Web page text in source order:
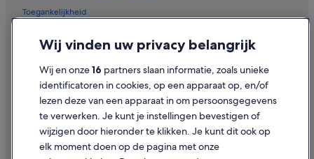
Vluchten van Lviv (LWO) naar Amsterdam (AMS)
Vluchten van Avignon (AVN) naar Amsterdam (AMS)
Vluchten van Casablanca (CMN) naar Amsterdam (AMS)
Vluchten van Internationale luchthaven Governor André Franco
Montoro (GRU) naar Amsterdam (AMS)
Vluchten van Suceava (SCV) naar Amsterdam (AMS)
Vluchten van Tijuana (TIJ) naar Amsterdam (AMS)
Toegankelijkheid
Gebruiksvoorwaarden
Juridische informatie/Contact
Inhoudsrichtlijnen en inhoud rapporteren
Wij vinden uw privacy belangrijk
Wij en onze16 partners slaan informatie, zoals unieke
identificatoren in cookies, op een apparaat op, en/of
lezen deze van een apparaat in om persoonsgegevens
te verwerken. Je kunt je instellingen bevestigen of
wijzigen door hieronder te klikken. Je kunt dit ook op
elk moment doen op de pagina met onze